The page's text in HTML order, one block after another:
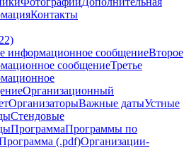
Контакты
информационное сообщениеВторое
сообщениеТретье
Организационный
ОрганизаторыВажные датыУстные
Стендовые
ПрограммаПрограммы по
(.pdf)Организации-